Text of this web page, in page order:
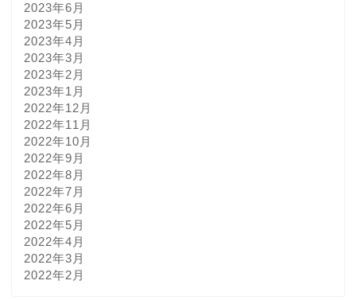
2023年6月
2023年5月
2023年4月
2023年3月
2023年2月
2023年1月
2022年12月
2022年11月
2022年10月
2022年9月
2022年8月
2022年7月
2022年6月
2022年5月
2022年4月
2022年3月
2022年2月